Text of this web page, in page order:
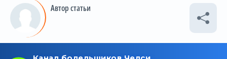
Автор статьи
Статистика
Календарь игр